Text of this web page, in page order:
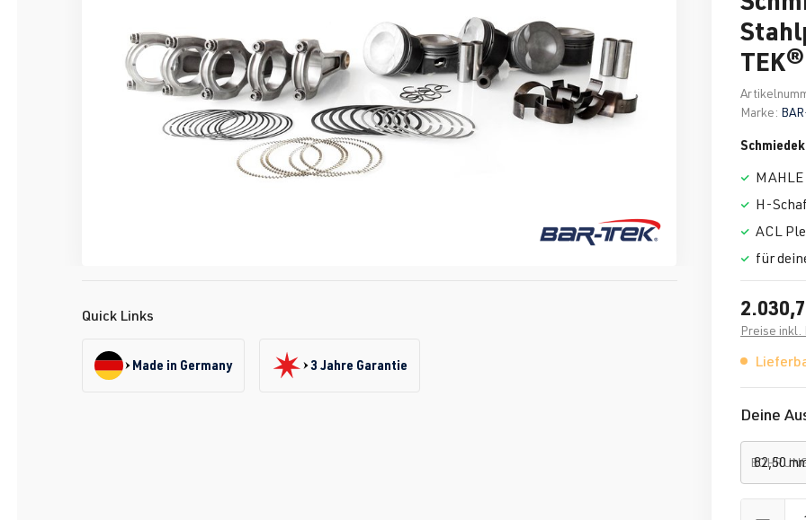
Quick Links
Made in Germany 3 Jahre Garantie
TEK®
Marke:
H-
ACL
für
Preise inkl.
Deine